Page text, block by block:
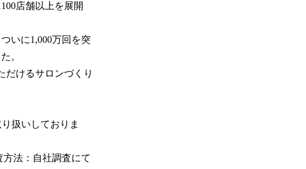
店舗以上を展開
いに1,000万回を突
。
だけるサロンづくり
扱いしておりま
法：自社調査にて